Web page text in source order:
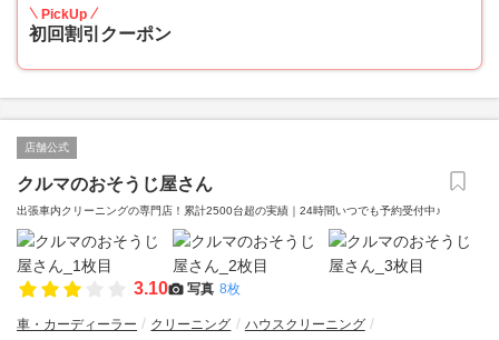
PickUp
初回割引クーポン
店舗公式
クルマのおそうじ屋さん
出張車内クリーニングの専門店！累計2500台超の実績｜24時間いつでも予約受付中♪
3.10 写真 8枚
車・カーディーラー クリーニング
ハウスクリーニング